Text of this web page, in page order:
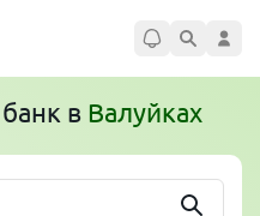
банк в Валуйках